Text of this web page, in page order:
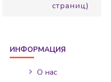
страниц)
ИНФОРМАЦИЯ
О нас